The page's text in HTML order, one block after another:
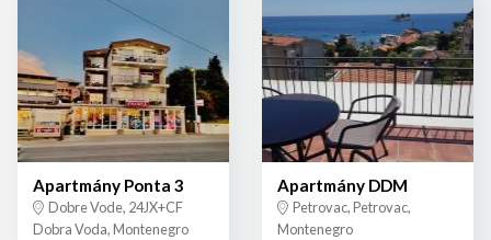
Apartmány Ponta 3
Dobre Vode, 24JX+CF
Dobra Voda, Montenegro
Apartmány DDM
Petrovac, Petrovac,
Montenegro